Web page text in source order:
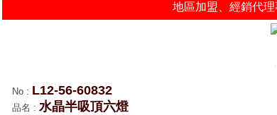
地區加盟 經銷代
No : L12-56-60832
品名 : 水晶半吸頂六燈